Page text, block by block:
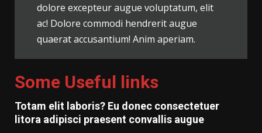
dolore excepteur augue voluptatum, elit
ac! Dolore commodi hendrerit augue
quaerat accusantium! Anim aperiam.
Some Useful links
Totam elit laboris? Eu donec consectetuer
litora adipisci praesent convallis augue